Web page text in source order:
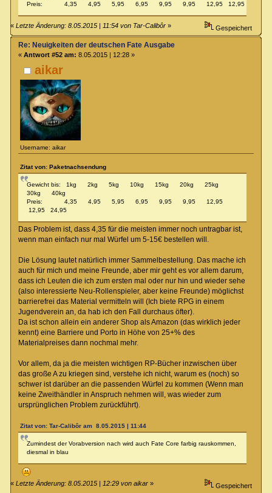
Preis: 4,35 4,95 5,95 6,95 9,95 9,95 12,95 12,95 24,95
«Letzte Änderung: 8.05.2015 | 11:54 von Tar-Calibôr » Gespeichert
aikar
Username: aikar
Re: Neuigkeiten der deutschen Fate Ausgabe
« Antwort #52 am: 8.05.2015 | 12:28 »
Zitat von: Paketnachsendung
Gewicht bis: 1kg 2kg 5kg 10kg 15kg 20kg 25kg
30kg 40kg
Preis: 4,35 4,95 5,95 6,95 9,95 9,95 12,95
12,95 24,95
Das Problem ist, dass 4,35 für die meisten immer noch untragbar ist,
wenn man einfach nur mal Würfel um 5-15€ bestellen will.
Die Lösung lautet natürlich immer Sammelbestellung. Das mache ich
auch für mich und meine Freunde, aber mir geht es vor allem darum,
dass ich Leuten die ich zum ersten mal oder nur hin und wieder sehe
(also interessierte Neu-Rollenspieler, aber keine Freunde) möglichst
barrierefrei das Material vermitteln will (Ich biete RPG in einem
Jugendverein an, da hab ich den Fall durchaus öfter).
Da ist schon allein ein anderer Shop als Amazon (das wirklich jeder
kennt) eine Barriere und Porto in Höhe von 25+% des
Materialpreises dann nochmal mehr.
Vor allem, da ja die meisten wichtigen RP-Bücher inzwischen über
das große A zu kriegen sind, verstehe ich nicht, warum es (noch) so
schwer ist darüber an die passenden Würfel zu kommen (Wenn man
keine Zweithändler in Anspruch nehmen will, was wieder zum
ursprünglichen Problem zurückführt).
Zitat von: Tar-Calibôr am 8.05.2015 | 11:44
Zumindest der Vorabversion nach wird auch Fate Core farbig rauskommen,
diesmal in blau
«Letzte Änderung: 8.05.2015 | 12:29 von aikar » Gespeichert